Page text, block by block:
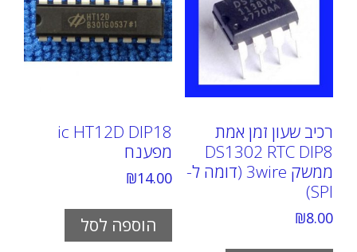
רכיב שעון זמן אמת
DS1302 RTC DIP8
ממשק 3wire (דומה ל-
SPI)
₪8.00
ic HT12D DIP18
מפענח
₪14.00
הוספה לסל